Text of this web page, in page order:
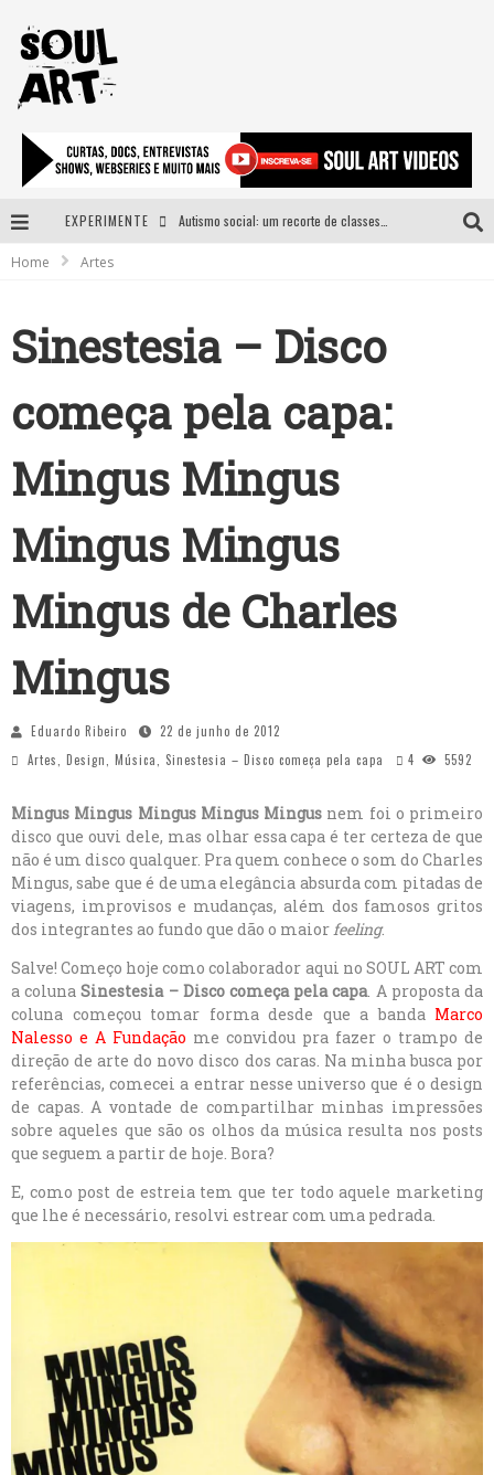
EXPERIMENTE
Novo single de Arnaldo Tifu, “De Testa” explora brasilidade em sons, cores e símbolos
Home Artes
Sinestesia – Disco
começa pela capa:
Mingus Mingus
Mingus Mingus
Mingus de Charles
Mingus
Eduardo Ribeiro
22 de junho de 2012
Artes
Design Música Sinestesia – Disco começa pela capa 4 5592
Mingus Mingus Mingus Mingus Mingus nem foi o primeiro
disco que ouvi dele, mas olhar essa capa é ter certeza de que
não é um disco qualquer. Pra quem conhece o som do Charles
Mingus, sabe que é de uma elegância absurda com pitadas de
viagens, improvisos e mudanças, além dos famosos gritos
dos integrantes ao fundo que dão o maiorfeeling.
Salve! Começo hoje como colaborador aqui no SOUL ART com
a colunaSinestesia – Disco começa pela capa. A proposta da
coluna começou tomar forma desde que a banda Marco
Nalesso e A Fundação me convidou pra fazer o trampo de
direção de arte do novo disco dos caras. Na minha busca por
referências, comecei a entrar nesse universo que é o design
de capas. A vontade de compartilhar minhas impressões
sobre aqueles que são os olhos da música resulta nos posts
que seguem a partir de hoje. Bora?
E, como post de estreia tem que ter todo aquele marketing
que lhe é necessário, resolvi estrear com uma pedrada.